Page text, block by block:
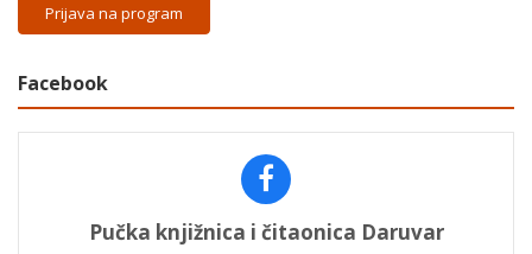
Prijava na program
Facebook
Pučka knjižnica i čitaonica Daruvar